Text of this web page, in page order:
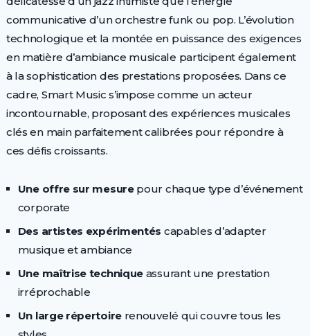
communicative d’un orchestre funk ou pop. L’évolution
technologique et la montée en puissance des exigences
en matière d’ambiance musicale participent également
à la sophistication des prestations proposées. Dans ce
cadre, Smart Music s’impose comme un acteur
incontournable, proposant des expériences musicales
clés en main parfaitement calibrées pour répondre à
ces défis croissants.
Une offre sur mesurepour chaque type d’événement
corporate
Des artistes expérimentés capables d’adapter
musique et ambiance
Une maîtrise technique assurant une prestation
irréprochable
Un large répertoirerenouvelé qui couvre tous les